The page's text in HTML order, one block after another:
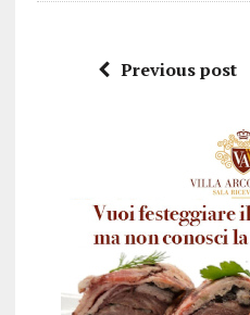
Previous post